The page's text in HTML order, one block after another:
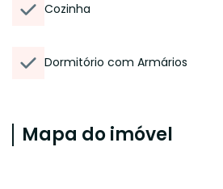
Cozinha
Dormitório com Armários
Mapa do imóvel